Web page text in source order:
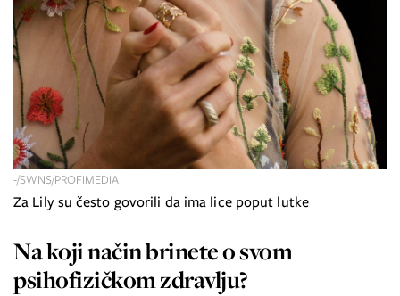
Za Lily su često govorili da ima lice poput lutke
-/SWNS/PROFIMEDIA
Na koji način brinete o svom
psihofizičkom zdravlju?